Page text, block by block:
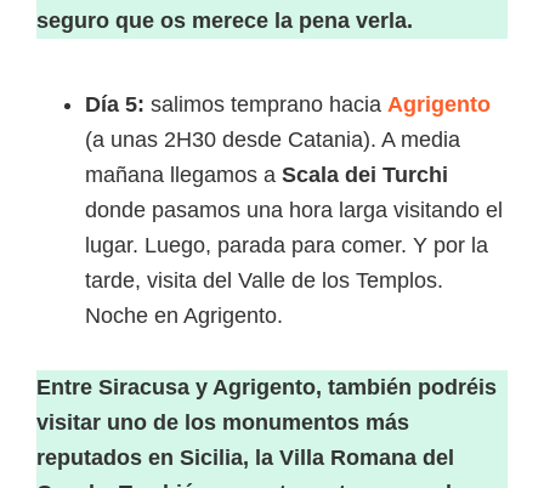
seguro que os merece la pena verla.
Día 5: salimos temprano hacia Agrigento
(a unas 2H30 desde Catania). A media
mañana llegamos a Scala dei Turchi
donde pasamos una hora larga visitando el
lugar. Luego, parada para comer. Y por la
tarde, visita del Valle de los Templos.
Noche en Agrigento.
Entre Siracusa y Agrigento, también podréis
visitar uno de los monumentos más
reputados en Sicilia, la Villa Romana del